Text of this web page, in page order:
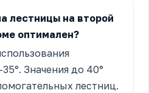
лестницы на второй
оптимален?
Значения до 40°
лестниц.